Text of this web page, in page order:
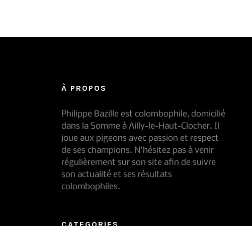
À PROPOS
Philippe Bazille est colombophile, domicilié
dans la Somme à Ailly-le-Haut-Clocher. Il
joue aux pigeons avec passion et respect
de ses champions. N'hésitez pas à venir
régulièrement sur son site afin de suivre
son actualité et ses résultats
colombophiles.